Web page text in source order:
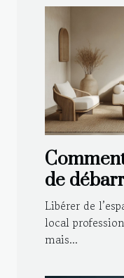
de
votre
Libérer de
local
mais...